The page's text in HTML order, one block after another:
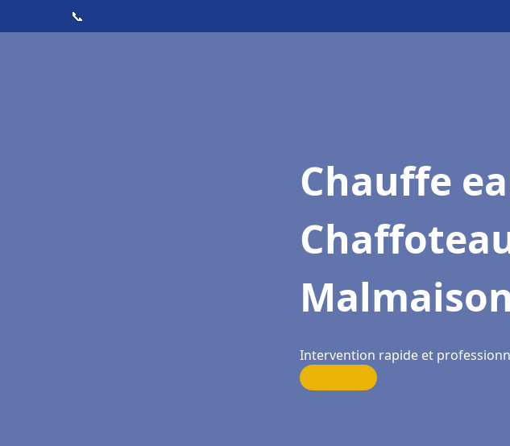
📞
Chauffe
Malmaison
Intervention rapide et